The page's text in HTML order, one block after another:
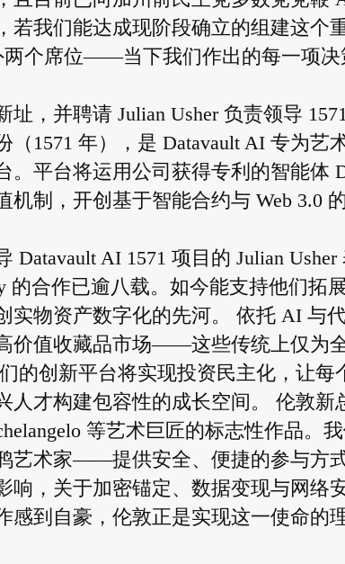
若我们能达成现阶段确立的组建这个
两个席位——当下我们作出的每一项决
址，并聘请 Julian Usher 负责领导
（1571 年），是 Datavault AI 专为艺
。平台将运用公司获得专利的智能体
机制，开创基于智能合约与 Web 3.0
Datavault AI 1571 项目的 Julian
的合作已逾八载。如今能支持他们拓
物资产数字化的先河。 依托 AI 与
价值收藏品市场——这些传统上仅
的创新平台将实现投资民主化，让每
人才构建包容性的成长空间。 伦敦新
等艺术巨匠的标志性作品
艺术家——提供安全、便捷的参与方
响，关于加密锚定、数据变现与网络
感到自豪，伦敦正是实现这一使命的